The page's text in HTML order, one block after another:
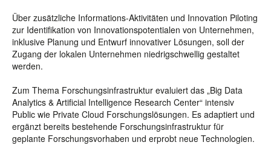
Über zusätzliche Informations-Aktivitäten und Innovation Piloting
zur Identifikation von Innovationspotentialen von Unternehmen,
inklusive Planung und Entwurf innovativer Lösungen, soll der
Zugang der lokalen Unternehmen niedrigschwellig gestaltet
werden.
Zum Thema Forschungsinfrastruktur evaluiert das „Big Data
Analytics & Artificial Intelligence Research Center“ intensiv
Public wie Private Cloud Forschungslösungen. Es adaptiert und
ergänzt bereits bestehende Forschungsinfrastruktur für
geplante Forschungsvorhaben und erprobt neue Technologien.